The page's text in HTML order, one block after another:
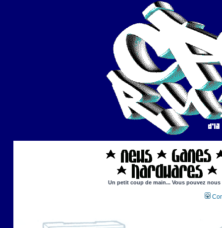
Un petit coup de main... Vous pouvez